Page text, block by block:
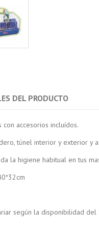
DEL PRODUCTO
con accesorios incluídos.
túnel interior y exterior y
la higiene habitual en tus
según la disponibilidad del